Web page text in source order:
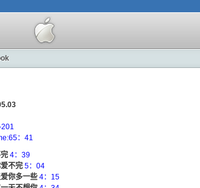
201
：41
4：39
不完 5：04
你多一些 4：15